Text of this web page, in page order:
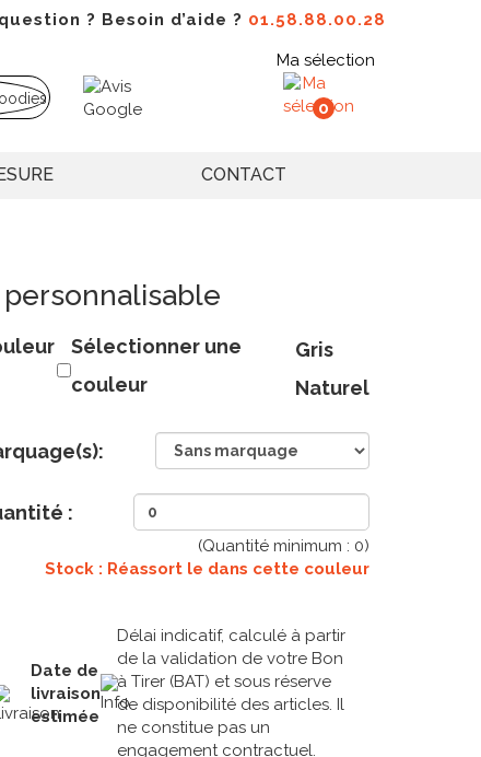
? Besoin d’aide ? 01.58.88.00.28
Ma sélection
0
CONTACT
Sélectionner une
couleur
Gris
Naturel
:
(Quantité minimum : 0)
Stock : Réassort le dans cette couleur
Date de
livraison
estimée
Délai indicatif, calculé à partir
de la validation de votre Bon
à Tirer (BAT) et sous réserve
de disponibilité des articles. Il
ne constitue pas un
engagement contractuel.